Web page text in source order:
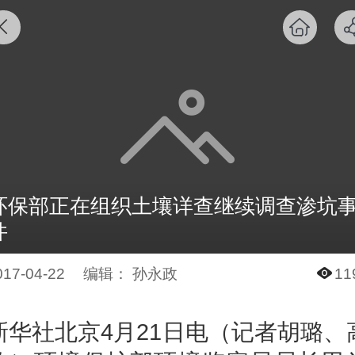
保部正在组织土壤详查继续调查渗坑
04-22 编辑： 孙永政
华社北京4月21日电（记者胡璐、